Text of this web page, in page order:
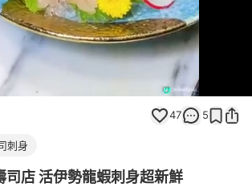
100.00%
47 5
刺身
司店 活伊勢龍蝦刺身超新鮮